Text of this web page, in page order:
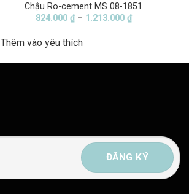
Chậu Ro-cement MS 08-1851
824.000 ₫ – 1.213.000 ₫Khoảng
giá:
1.213.000 ₫
Thêm vào yêu thích